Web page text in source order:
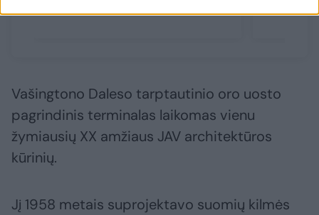
Vašingtono Daleso tarptautinio oro uosto
pagrindinis terminalas laikomas vienu
žymiausių XX amžiaus JAV architektūros
kūrinių.
Jį 1958 metais suprojektavo suomių kilmės